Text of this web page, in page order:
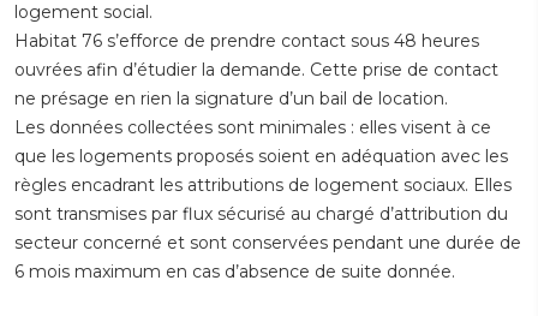
logement social.
Habitat 76 s’efforce de prendre contact sous 48 heures
ouvrées afin d’étudier la demande. Cette prise de contact
ne présage en rien la signature d’un bail de location.
Les données collectées sont minimales : elles visent à ce
que les logements proposés soient en adéquation avec les
règles encadrant les attributions de logement sociaux. Elles
sont transmises par flux sécurisé au chargé d’attribution du
secteur concerné et sont conservées pendant une durée de
6 mois maximum en cas d’absence de suite donnée.